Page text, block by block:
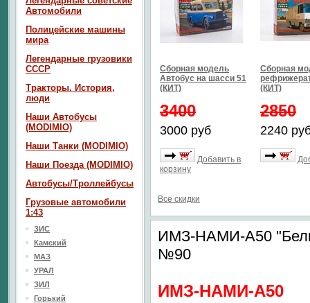
Сборная модель
Автобус на шасси 51
(КИТ)
3400
3000 руб
Добавить в
корзину
Сборная
(КИТ)
2850
2240
Все скидки
ИМЗ-НАМИ-А50
№90
ИМЗ-НАМИ-А50
Автомобили
Полицейские машины
мира
Легендарные грузовики
СССР
Тракторы. История,
люди
Наши Автобусы
(MODIMIO)
Наши Танки (MODIMIO)
Наши Поезда (MODIMIO)
Автобусы/Троллейбусы
Грузовые автомобили
1:43
ЗИС
Камский
МАЗ
УРАЛ
ЗИЛ
Горький